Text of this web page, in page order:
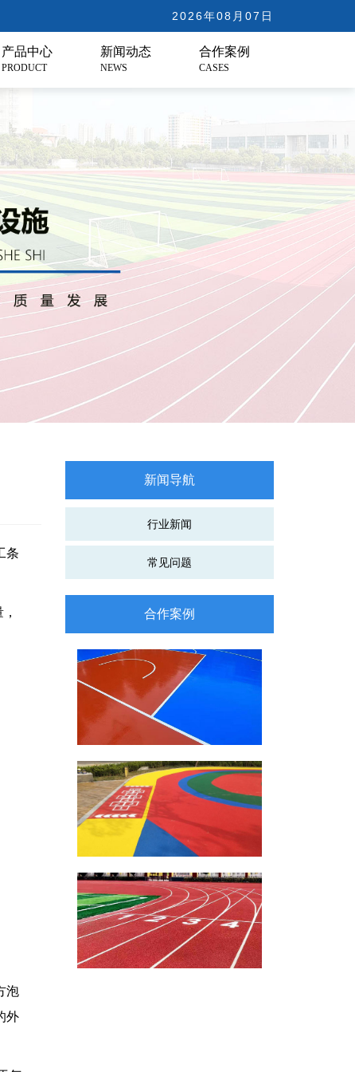
2026年08月07日
产品中心
PRODUCT
新闻动态
NEWS
合作案例
CASES
条
泡
外
新闻导航
行业新闻
常见问题
合作案例